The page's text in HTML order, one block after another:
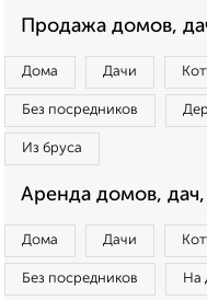
Продажа домов,
Дома Дачи
Без посредников
Из бруса
Аренда домов,
Дома Дачи
Без посредников На